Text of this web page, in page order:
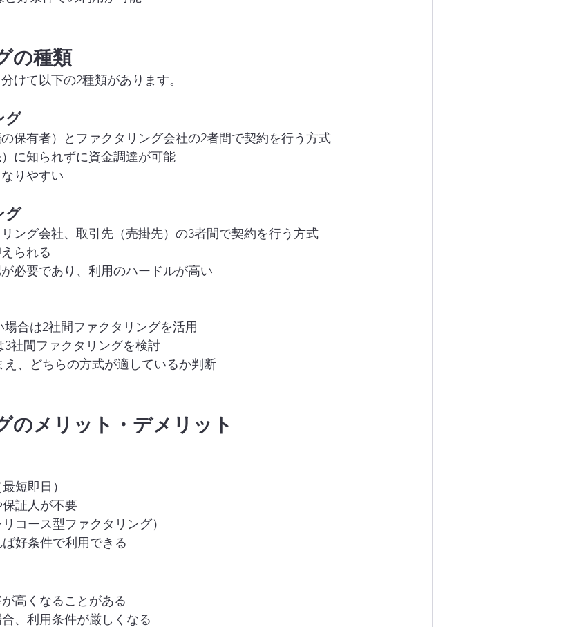
の種類
けて以下の2種類があります。
グ
保有者）とファクタリング会社の2者間で契約を行う方式
）に知られずに資金調達が可能
りやすい
グ
ング会社、取引先（売掛先）の3者間で契約を行う方式
られる
が必要であり、利用のハードルが高い
合は2社間ファクタリングを活用
社間ファクタリングを検討
、どちらの方式が適しているか判断
のメリット・デメリット
短即日）
証人が不要
コース型ファクタリング）
好条件で利用できる
高くなることがある
、利用条件が厳しくなる